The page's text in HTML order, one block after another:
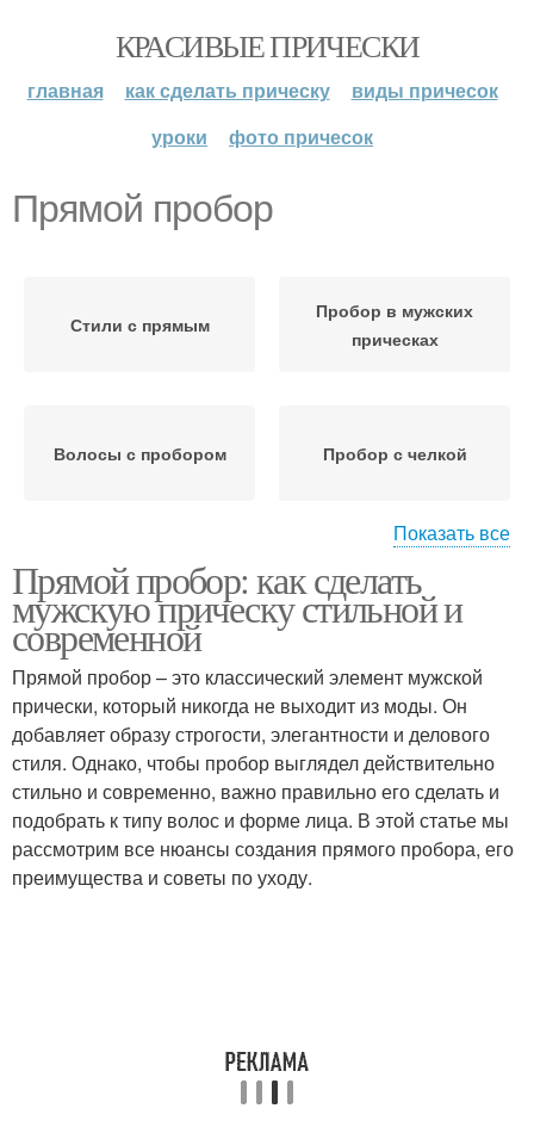
КРАСИВЫЕ ПРИЧЕСКИ
главная как сделать прическу
виды причесок
уроки
фото причесок
Прямой пробор
Стили с прямым
Пробор в мужских
прическах
Волосы с пробором Пробор с челкой
Неправильный пробор
Показать все
Прямой пробор: как сделать
мужскую прическу стильной и
современной
Прямой пробор – это классический элемент мужской
прически, который никогда не выходит из моды. Он
добавляет образу строгости, элегантности и делового
стиля. Однако, чтобы пробор выглядел действительно
стильно и современно, важно правильно его сделать и
подобрать к типу волос и форме лица. В этой статье мы
рассмотрим все нюансы создания прямого пробора, его
преимущества и советы по уходу.